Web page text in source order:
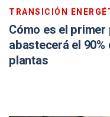
TRANSICIÓN
Cómo es el
abastecerá el
plantas